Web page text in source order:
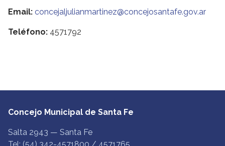
Email: concejaljulianmartinez@concejosantafe.gov.ar
Teléfono: 4571792
Concejo Municipal de Santa Fe
Salta 2943 — Santa Fe